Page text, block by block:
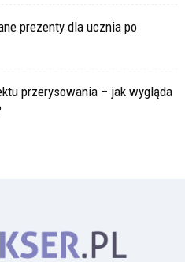
prezenty dla ucznia po
przerysowania – jak wygląda